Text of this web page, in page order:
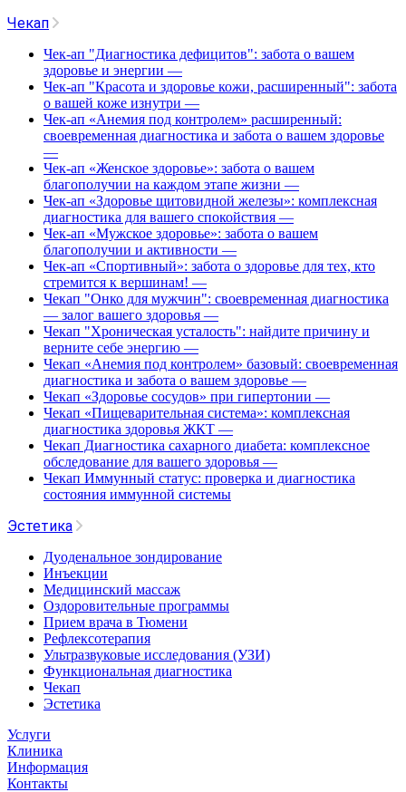
Чекап
Чек-ап "Диагностика дефицитов": забота о вашем
здоровье и энергии —
Чек-ап "Красота и здоровье кожи, расширенный": забота
о вашей коже изнутри —
Чек-ап «Анемия под контролем» расширенный:
своевременная диагностика и забота о вашем здоровье
—
Чек-ап «Женское здоровье»: забота о вашем
благополучии на каждом этапе жизни —
Чек-ап «Здоровье щитовидной железы»: комплексная
диагностика для вашего спокойствия —
Чек-ап «Мужское здоровье»: забота о вашем
благополучии и активности —
Чек-ап «Спортивный»: забота о здоровье для тех, кто
стремится к вершинам! —
Чекап "Онко для мужчин": своевременная диагностика
— залог вашего здоровья —
Чекап "Хроническая усталость": найдите причину и
верните себе энергию —
Чекап «Анемия под контролем» базовый: своевременная
диагностика и забота о вашем здоровье —
Чекап «Здоровье сосудов» при гипертонии —
Чекап «Пищеварительная система»: комплексная
диагностика здоровья ЖКТ —
Чекап Диагностика сахарного диабета: комплексное
обследование для вашего здоровья —
Чекап Иммунный статус: проверка и диагностика
состояния иммунной системы
Эстетика
Дуоденальное зондирование
Инъекции
Медицинский массаж
Оздоровительные программы
Прием врача в Тюмени
Рефлексотерапия
Ультразвуковые исследования (УЗИ)
Функциональная диагностика
Чекап
Эстетика
Услуги
Клиника
Информация
Контакты